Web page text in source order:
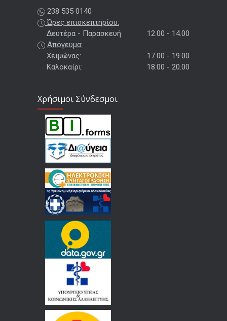
238 535 0140
Ώρες επισκεπτηρίου:
Δευτέρα - Παρασκευή
12.00 - 14.00
Απόγευμα:
Χειμώνας:
17.00 - 19.00
Καλοκαίρι:
18.00 - 20.00
Χρήσιμοι Σύνδεσμοι